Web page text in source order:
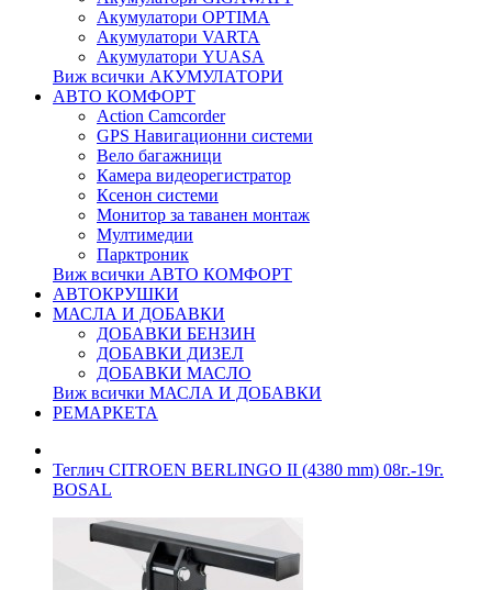
Акумулатори OPTIMA
Акумулатори VARTA
Акумулатори YUASA
Виж всички АКУМУЛАТОРИ
АВТО КОМФОРТ
Action Camcorder
GPS Навигационни системи
Вело багажници
Камера видеорегистратор
Ксенон системи
Монитор за таванен монтаж
Мултимедии
Парктроник
Виж всички АВТО КОМФОРТ
АВТОКРУШКИ
МАСЛА И ДОБАВКИ
ДОБАВКИ БЕНЗИН
ДОБАВКИ ДИЗЕЛ
ДОБАВКИ МАСЛО
Виж всички МАСЛА И ДОБАВКИ
РЕМАРКЕТА
Теглич CITROEN BERLINGO II (4380 mm) 08г.-19г.
BOSAL